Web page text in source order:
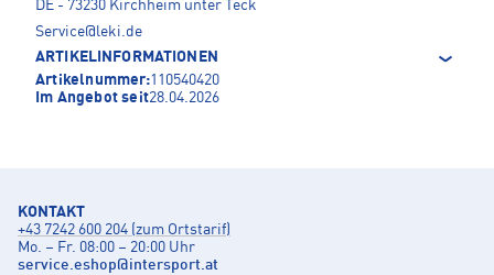
DE - 73230 Kirchheim unter Teck
Service@leki.de
ARTIKELINFORMATIONEN
Artikelnummer:110540420
Im Angebot seit28.04.2026
KONTAKT
+43 7242 600 204 (zum Ortstarif)
Mo. – Fr. 08:00 – 20:00 Uhr
service.eshop@intersport.at